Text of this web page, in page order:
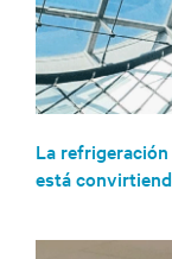
La
está